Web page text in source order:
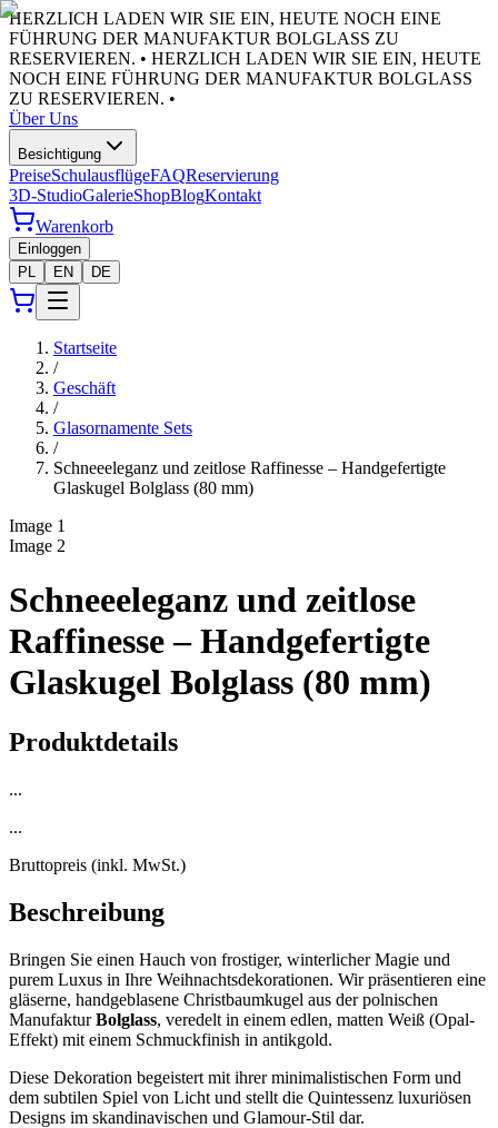
HERZLICH LADEN WIR SIE EIN, HEUTE NOCH EINE
FÜHRUNG DER MANUFAKTUR BOLGLASS ZU
RESERVIEREN. • HERZLICH LADEN WIR SIE EIN, HEUTE
NOCH EINE FÜHRUNG DER MANUFAKTUR BOLGLASS
ZU RESERVIEREN. •
Über Uns
Besichtigung
PreiseSchulausflügeFAQReservierung
3D-StudioGalerieShopBlogKontakt
Warenkorb
Einloggen
PL
EN DE
Startseite
/
Geschäft
/
Glasornamente Sets
/
Schneeeleganz und zeitlose Raffinesse – Handgefertigte
Glaskugel Bolglass (80 mm)
Image 1
Image 2
Schneeeleganz und zeitlose
Raffinesse – Handgefertigte
Glaskugel Bolglass (80 mm)
Produktdetails
...
...
Bruttopreis (inkl. MwSt.)
Beschreibung
Bringen Sie einen Hauch von frostiger, winterlicher Magie und
purem Luxus in Ihre Weihnachtsdekorationen. Wir präsentieren eine
gläserne, handgeblasene Christbaumkugel aus der polnischen
ManufakturBolglass, veredelt in einem edlen, matten Weiß (Opal-
Effekt) mit einem Schmuckfinish in antikgold.
Diese Dekoration begeistert mit ihrer minimalistischen Form und
dem subtilen Spiel von Licht und stellt die Quintessenz luxuriösen
Designs im skandinavischen und Glamour-Stil dar.